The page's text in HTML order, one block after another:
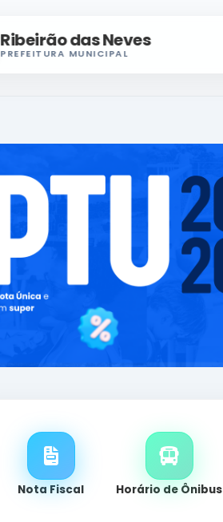
Ribeirão das Neves
PREFEITURA MUNICIPAL
Nota Fiscal Horário de Ônibus